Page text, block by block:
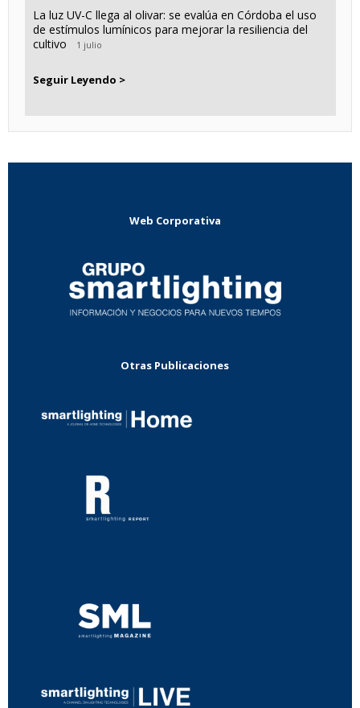
La luz UV-C llega al olivar: se evalúa en Córdoba el uso
de estímulos lumínicos para mejorar la resiliencia del
cultivo
1 julio
Seguir Leyendo >
Web Corporativa
Otras Publicaciones